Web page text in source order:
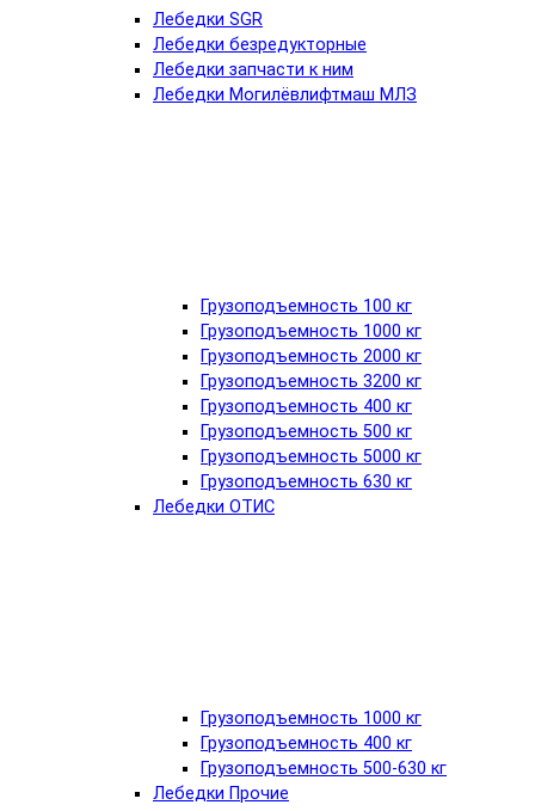
Лебедки SGR
Лебедки безредукторные
Лебедки запчасти к ним
Лебедки Могилёвлифтмаш МЛЗ
Грузоподъемность 100 кг
Грузоподъемность 1000 кг
Грузоподъемность 2000 кг
Грузоподъемность 3200 кг
Грузоподъемность 400 кг
Грузоподъемность 500 кг
Грузоподъемность 5000 кг
Грузоподъемность 630 кг
Лебедки ОТИС
Грузоподъемность 1000 кг
Грузоподъемность 400 кг
Грузоподъемность 500-630 кг
Лебедки Прочие